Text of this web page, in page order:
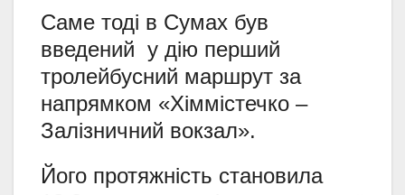
Саме тоді в Сумах був
введений у дію перший
тролейбусний маршрут за
напрямком «Хіммістечко –
Залізничний вокзал».
Його протяжність становила